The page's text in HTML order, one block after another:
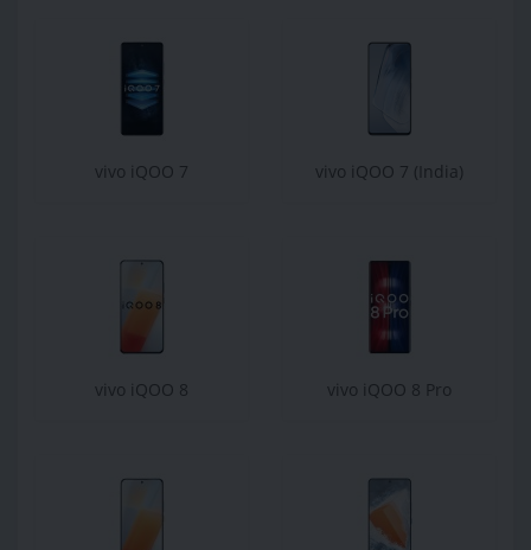
vivo iQOO 7 vivo iQOO 7 (India)
vivo iQOO 8 vivo iQOO 8 Pro